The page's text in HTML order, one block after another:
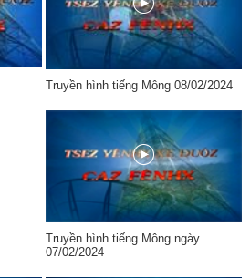
Truyền hình tiếng Mông 08/02/2024
Truyền hình tiếng Mông ngày
07/02/2024